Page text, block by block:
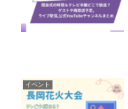
イベント